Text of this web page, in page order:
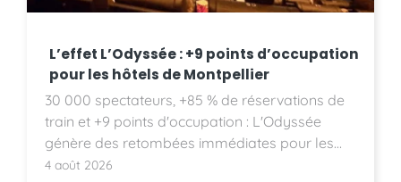
L’effet L’Odyssée : +9 points d’occupation
pour les hôtels de Montpellier
30 000 spectateurs, +85 % de réservations de
train et +9 points d'occupation : L'Odyssée
génère des retombées immédiates pour les
hôtels montpelliérains.
4 août 2026